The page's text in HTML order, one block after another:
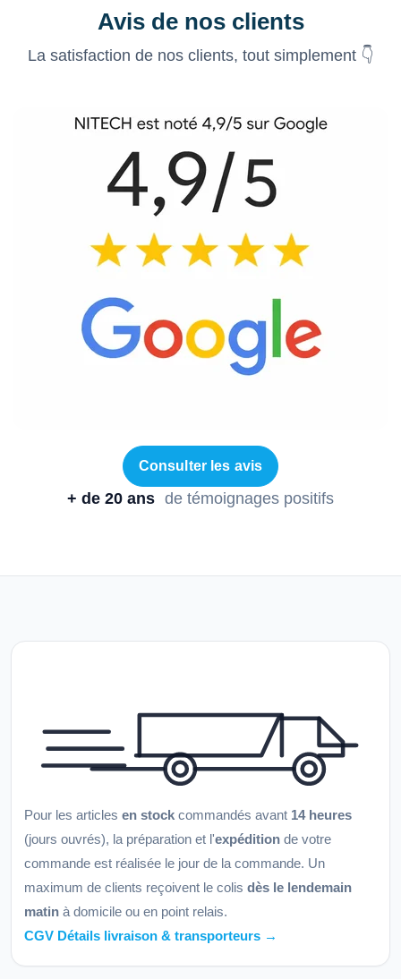
Avis de nos clients
La satisfaction de nos clients, tout simplement 👇
Consulter les avis
+ de 20 ans de témoignages positifs
Pour les articles en stock commandés avant 14 heures
(jours ouvrés), la préparation et l'expédition de votre
commande est réalisée le jour de la commande. Un
maximum de clients reçoivent le colis dès le lendemain
matin à domicile ou en point relais.
CGV Détails livraison & transporteurs →